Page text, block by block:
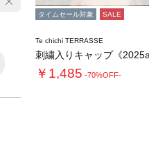
タイムセール対象 SALE
Te chichi TERRASSE
￥1,485 -70%OFF-